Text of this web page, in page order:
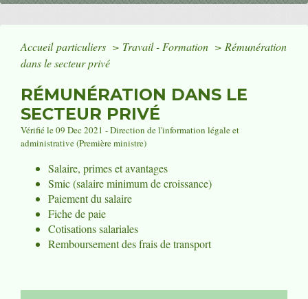
Accueil particuliers > Travail - Formation > Rémunération
dans le secteur privé
RÉMUNÉRATION DANS LE
SECTEUR PRIVÉ
Vérifié le 09 Dec 2021 - Direction de l'information légale et
administrative (Première ministre)
Salaire, primes et avantages
Smic (salaire minimum de croissance)
Paiement du salaire
Fiche de paie
Cotisations salariales
Remboursement des frais de transport